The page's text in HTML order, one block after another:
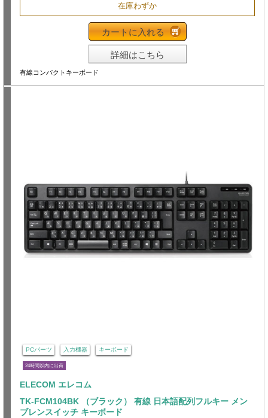
在庫わずか
カートに入れる
詳細はこちら
有線コンパクトキーボード
PCパーツ 入力機器 キーボード
24時間以内に出荷
ELECOM エレコム
TK-FCM104BK （ブラック） 有線 日本語配列フルキー メン
ブレンスイッチ キーボード